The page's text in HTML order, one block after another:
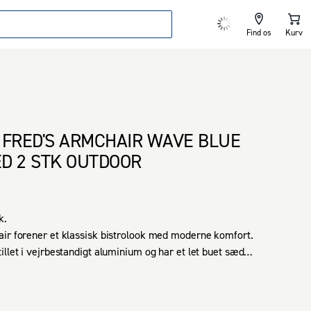
Find os Kurv
ARMCHAIR WAVE BLUE
2 STK OUTDOOR
forener et klassisk bistrolook med moderne komfort.
i vejrbestandigt aluminium og har et let buet sæde
øger siddekomforten. En diskret åbning i sædet